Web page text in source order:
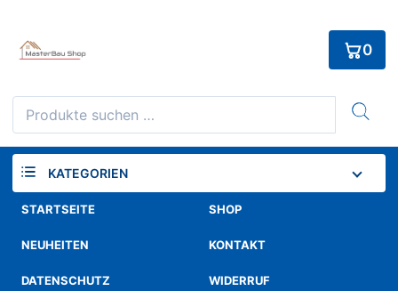
content
Suchen
nach:
0
KATEGORIEN
STARTSEITE SHOP
NEUHEITEN KONTAKT
DATENSCHUTZ WIDERRUF